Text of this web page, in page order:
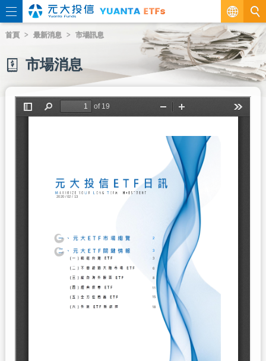
繁
EN
首頁 最新消息 市場訊息
市場消息